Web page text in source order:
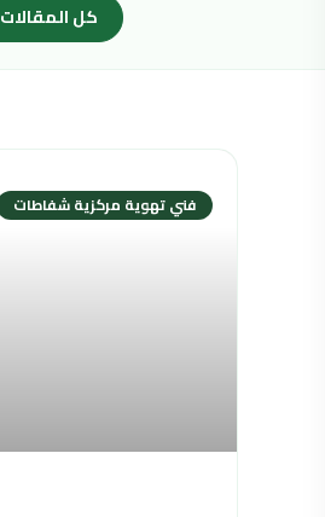
كل المقالات
فني تهوية مركزية شفاطات